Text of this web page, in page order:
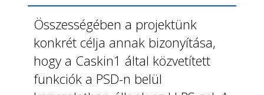
Összességében a projektünk
konkrét célja annak bizonyítása,
hogy a Caskin1 által közvetített
funkciók a PSD-n belül